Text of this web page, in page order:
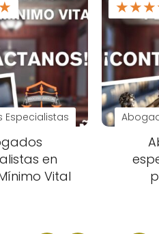
en
Vital
★★★